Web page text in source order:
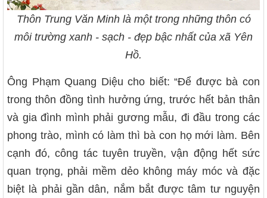
Thôn Trung Văn Minh là một trong những thôn có
môi trường xanh - sạch - đẹp bậc nhất của xã Yên
Hồ.
Ông Phạm Quang Diệu cho biết: “Để được bà con
trong thôn đồng tình hưởng ứng, trước hết bản thân
và gia đình mình phải gương mẫu, đi đầu trong các
phong trào, mình có làm thì bà con họ mới làm. Bên
cạnh đó, công tác tuyên truyền, vận động hết sức
quan trọng, phải mềm dẻo không máy móc và đặc
biệt là phải gần dân, nắm bắt được tâm tư nguyện